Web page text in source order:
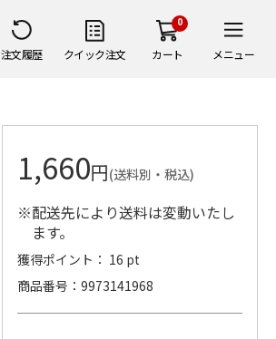
注文履歴 クイック注文
0
カート メニュー
1,660円(送料別・税込)
※配送先により送料は変動いたし
ます。
獲得ポイント： 16 pt
商品番号
9973141968